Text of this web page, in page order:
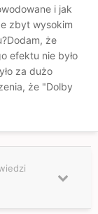
i jak
zbyt wysokim
że
efektu nie było
za dużo
że "Dolby